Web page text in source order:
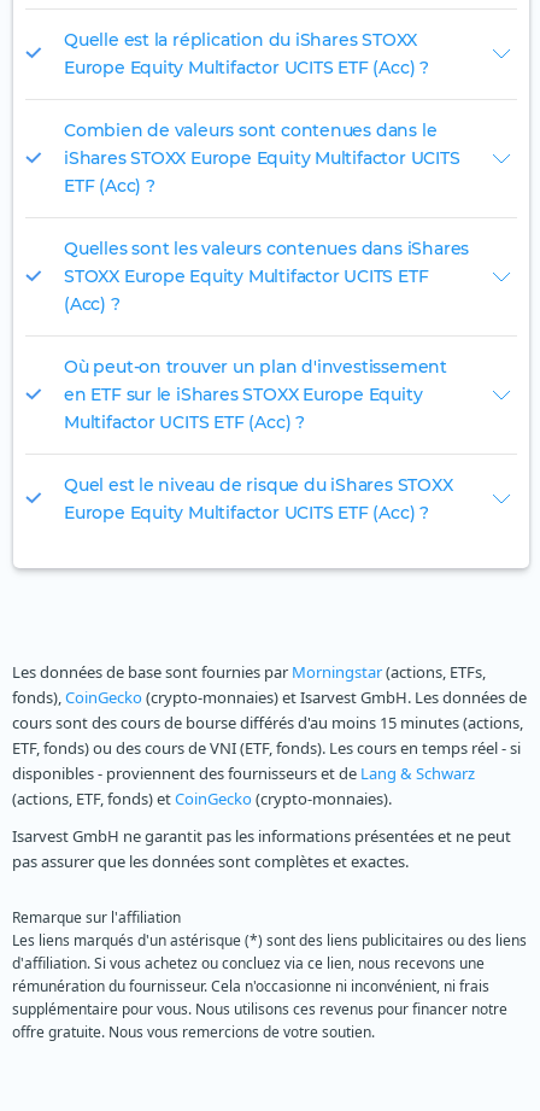
Quelle est la réplication du iShares STOXX
Europe Equity Multifactor UCITS ETF (Acc) ?
Combien de valeurs sont contenues dans le
iShares STOXX Europe Equity Multifactor UCITS
ETF (Acc) ?
Quelles sont les valeurs contenues dans iShares
STOXX Europe Equity Multifactor UCITS ETF
(Acc) ?
Où peut-on trouver un plan d'investissement
en ETF sur le iShares STOXX Europe Equity
Multifactor UCITS ETF (Acc) ?
Quel est le niveau de risque du iShares STOXX
Europe Equity Multifactor UCITS ETF (Acc) ?
Les données de base sont fournies par Morningstar(actions, ETFs,
fonds),CoinGecko(crypto-monnaies) et Isarvest GmbH. Les données de
cours sont des cours de bourse différés d'au moins 15 minutes (actions,
ETF, fonds) ou des cours de VNI (ETF, fonds). Les cours en temps réel - si
disponibles - proviennent des fournisseurs et de Lang & Schwarz
(actions, ETF, fonds) etCoinGecko(crypto-monnaies).
Isarvest GmbH ne garantit pas les informations présentées et ne peut
pas assurer que les données sont complètes et exactes.
Remarque sur l'affiliation
Les liens marqués d'un astérisque (*) sont des liens publicitaires ou des liens
d'affiliation. Si vous achetez ou concluez via ce lien, nous recevons une
rémunération du fournisseur. Cela n'occasionne ni inconvénient, ni frais
supplémentaire pour vous. Nous utilisons ces revenus pour financer notre
offre gratuite. Nous vous remercions de votre soutien.